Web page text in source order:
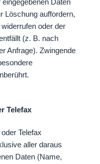
Daten
Löschung auffordern,
oder der
(z. B. nach
Anfrage). Zwingende
Telefax
Telefax
aller daraus
Daten (Name,